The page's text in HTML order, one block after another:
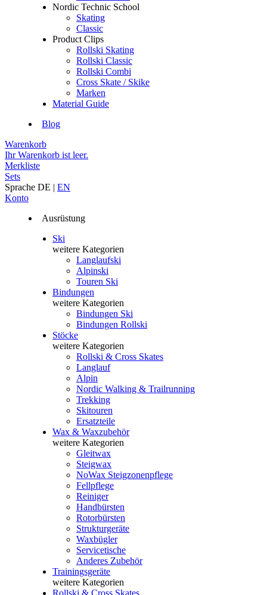
Nordic Technic School
Skating
Classic
Product Clips
Rollski Skating
Rollski Classic
Rollski Combi
Cross Skate / Skike
Marken
Material Guide
Blog
Warenkorb
Ihr Warenkorb ist leer.
Merkliste
Sets
Sprache DE | EN
Konto
Ausrüstung
Ski
weitere Kategorien
Langlaufski
Alpinski
Touren Ski
Bindungen
weitere Kategorien
Bindungen Ski
Bindungen Rollski
Stöcke
weitere Kategorien
Rollski & Cross Skates
Langlauf
Alpin
Nordic Walking & Trailrunning
Trekking
Skitouren
Ersatzteile
Wax & Waxzubehör
weitere Kategorien
Gleitwax
Steigwax
NoWax Steigzonenpflege
Fellpflege
Reiniger
Handbürsten
Rotorbürsten
Strukturgeräte
Waxbügler
Servicetische
Anderes Zubehör
Trainingsgeräte
weitere Kategorien
Rollski & Cross Skates